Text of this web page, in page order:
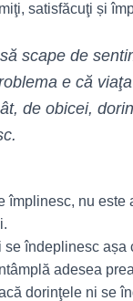
satisfăcuţi și
scape de
e că
de obicei,
împlinesc, nu este
se îndeplinesc așa
adesea
dorinţele ni se